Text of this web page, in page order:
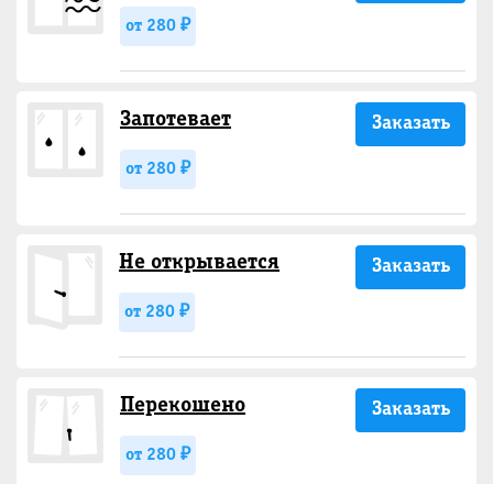
от 280 ₽
Запотевает
от 280 ₽
Заказать
Не открывается
от 280 ₽
Заказать
Перекошено
от 280 ₽
Заказать